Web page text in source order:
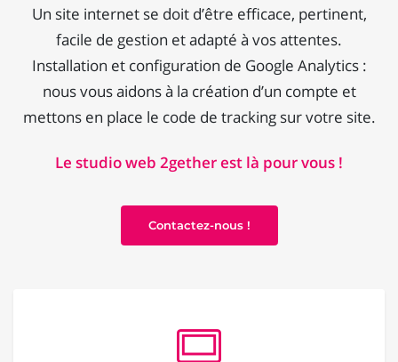
Un site internet se doit d’être efficace, pertinent,
facile de gestion et adapté à vos attentes.
Installation et configuration de Google Analytics :
nous vous aidons à la création d’un compte et
mettons en place le code de tracking sur votre site.
Le studio web 2gether est là pour vous !
Contactez-nous !